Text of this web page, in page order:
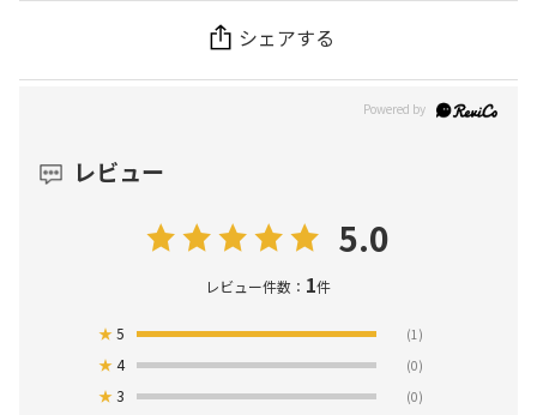
シェアする
レビュー
5.0
レビュー件数： 1件
★5 (1)
★4 (0)
★3 (0)